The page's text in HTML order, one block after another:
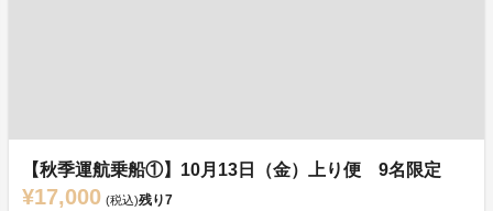
【秋季運航乗船①】10月13日（金）上り便 9名限定
¥17,000 (税込)残り7